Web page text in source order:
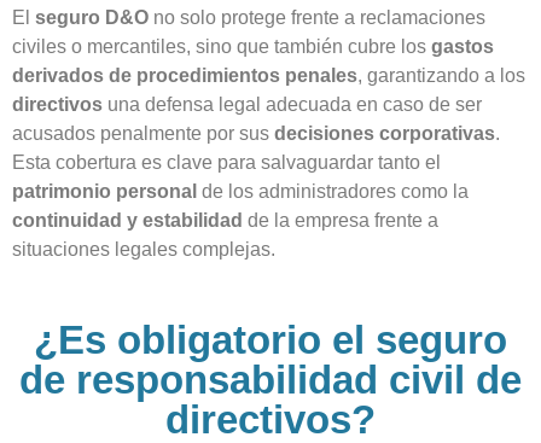
El seguro D&O no solo protege frente a reclamaciones
civiles o mercantiles, sino que también cubre los gastos
derivados de procedimientos penales, garantizando a los
directivos una defensa legal adecuada en caso de ser
acusados penalmente por sus decisiones corporativas.
Esta cobertura es clave para salvaguardar tanto el
patrimonio personal de los administradores como la
continuidad y estabilidad de la empresa frente a
situaciones legales complejas.
¿Es obligatorio el seguro
de responsabilidad civil de
directivos?